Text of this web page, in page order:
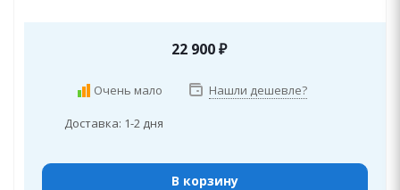
22 900₽
Очень мало Нашли дешевле?
Доставка: 1-2 дня
В корзину